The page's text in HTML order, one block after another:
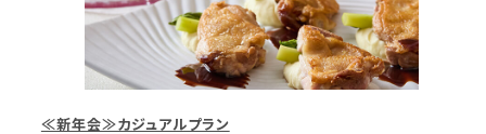
≪新年会≫カジュアルプラン